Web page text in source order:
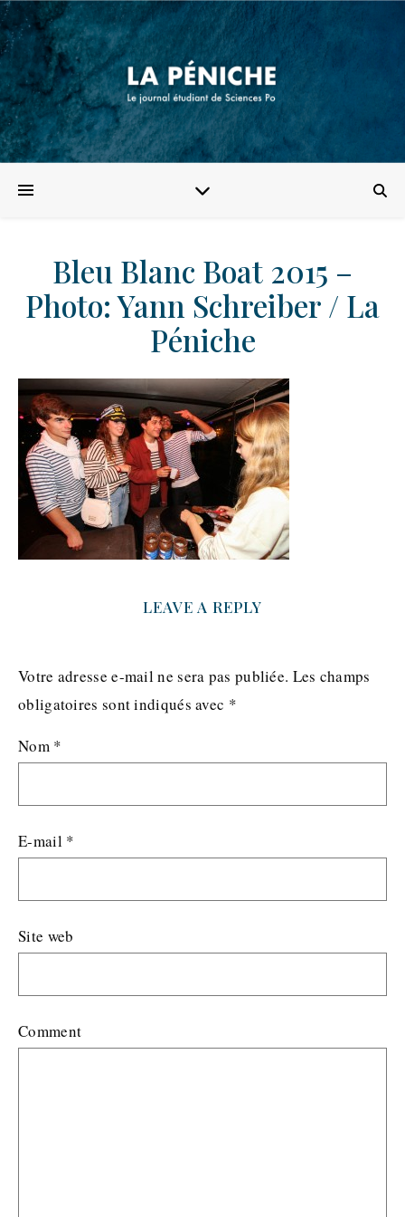
Bleu Blanc Boat 2015 –
Photo: Yann Schreiber / La
Péniche
LEAVE A REPLY
Votre adresse e-mail ne sera pas publiée. Les champs
obligatoires sont indiqués avec *
Nom *
E-mail *
Site web
Comment